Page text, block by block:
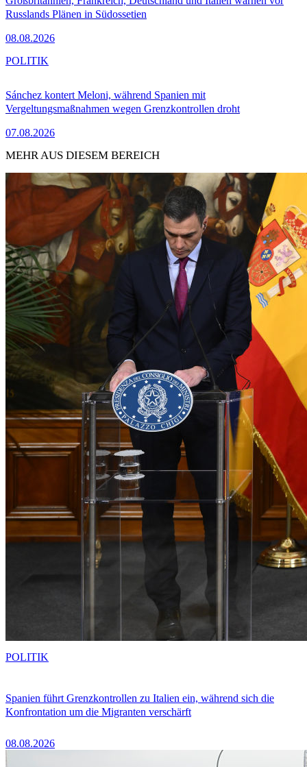
Russlands Plänen in Südossetien
08.08.2026
Sánchez kontert Meloni, während Spanien mit
Vergeltungsmaßnahmen wegen Grenzkontrollen droht
07.08.2026
POLITIK
MEHR AUS DIESEM BEREICH
Spanien führt Grenzkontrollen zu Italien ein, während sich die
Konfrontation um die Migranten verschärft
08.08.2026
POLITIK